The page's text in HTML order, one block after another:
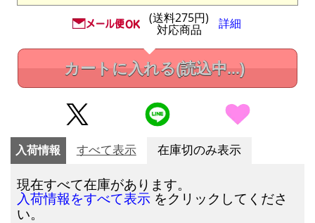
(送料275円)
対応商品 詳細
カートに入れる(読込中...)
入荷情報 すべて表示 在庫切のみ表示
現在すべて在庫があります。
入荷情報をすべて表示 をクリックしてくださ
い。